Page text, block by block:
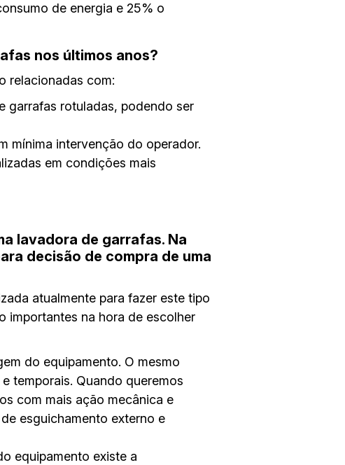
de energia e 25% o
nos últimos anos?
relacionadas com:
garrafas rotuladas, podendo ser
mínima intervenção do operador.
em condições mais
lavadora de garrafas. Na
decisão de compra de uma
atualmente para fazer este tipo
importantes na hora de escolher
do equipamento. O mesmo
temporais. Quando queremos
com mais ação mecânica e
esguichamento externo e
equipamento existe a